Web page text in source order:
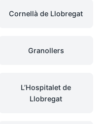
Cornellà de Llobregat
Granollers
L’Hospitalet de
Llobregat